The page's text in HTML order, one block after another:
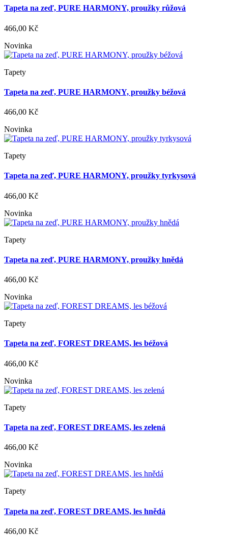
Tapeta na zeď, PURE HARMONY, proužky růžová
466,00 Kč
Novinka
Tapety
Tapeta na zeď, PURE HARMONY, proužky béžová
466,00 Kč
Novinka
Tapety
Tapeta na zeď, PURE HARMONY, proužky tyrkysová
466,00 Kč
Novinka
Tapety
Tapeta na zeď, PURE HARMONY, proužky hnědá
466,00 Kč
Novinka
Tapety
Tapeta na zeď, FOREST DREAMS, les béžová
466,00 Kč
Novinka
Tapety
Tapeta na zeď, FOREST DREAMS, les zelená
466,00 Kč
Novinka
Tapety
Tapeta na zeď, FOREST DREAMS, les hnědá
466,00 Kč